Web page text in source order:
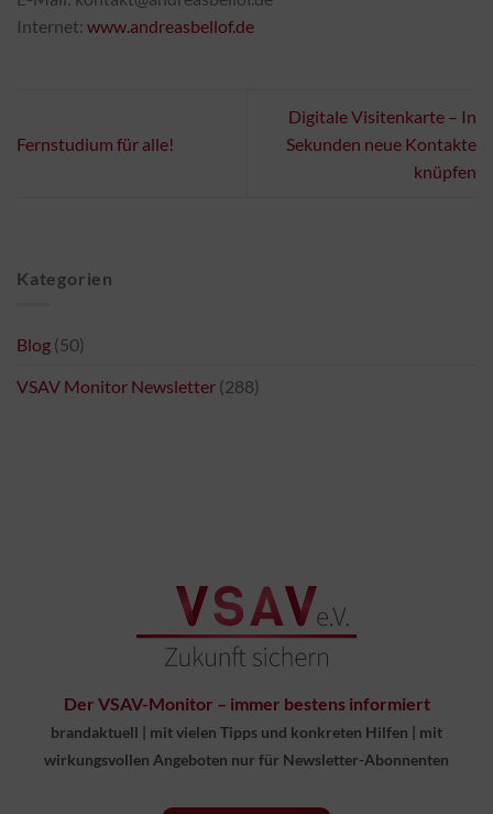
Internet: www.andreasbellof.de
Fernstudium für alle!
Digitale Visitenkarte – In
Sekunden neue Kontakte
knüpfen
Kategorien
Blog (50)
VSAV Monitor Newsletter (288)
Der VSAV-Monitor – immer bestens informiert
brandaktuell | mit vielen Tipps und konkreten Hilfen | mit
wirkungsvollen Angeboten nur für Newsletter-Abonnenten